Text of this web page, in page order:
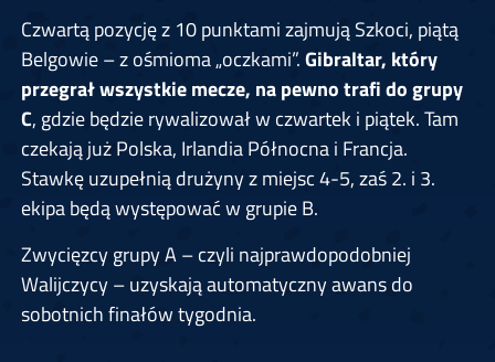
Czwartą pozycję z 10 punktami zajmują Szkoci, piątą
Belgowie – z ośmioma „oczkami”.Gibraltar, który
przegrał wszystkie mecze, na pewno trafi do grupy
C, gdzie będzie rywalizował w czwartek i piątek. Tam
czekają już Polska, Irlandia Północna i Francja.
Stawkę uzupełnią drużyny z miejsc 4-5, zaś 2. i 3.
ekipa będą występować w grupie B.
Zwycięzcy grupy A – czyli najprawdopodobniej
Walijczycy – uzyskają automatyczny awans do
sobotnich finałów tygodnia.